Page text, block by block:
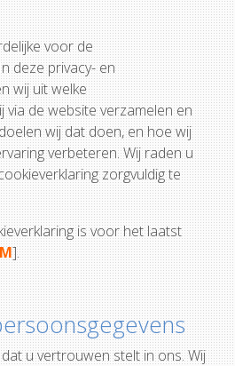
voor de
deze privacy- en
wij uit welke
via de website verzamelen en
wij dat doen, en hoe wij
verbeteren. Wij raden u
zorgvuldig te
is voor het laatst
].
u vertrouwen stelt in ons. Wij